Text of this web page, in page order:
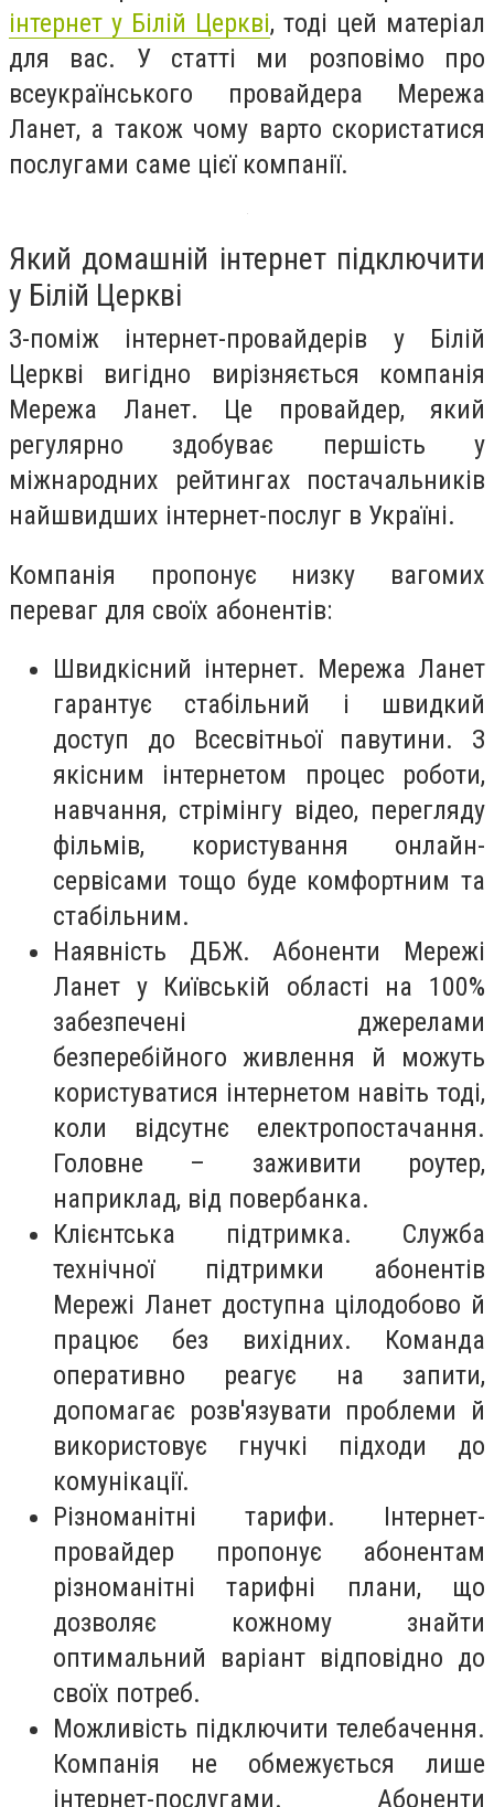
інтернет у Білій Церкві, тоді цей матеріал
для вас. У статті ми розповімо про
всеукраїнського провайдера Мережа
Ланет, а також чому варто скористатися
послугами саме цієї компанії.
Який домашній інтернет підключити
у Білій Церкві
З-поміж інтернет-провайдерів у Білій
Церкві вигідно вирізняється компанія
Мережа Ланет. Це провайдер, який
регулярно здобуває першість у
міжнародних рейтингах постачальників
найшвидших інтернет-послуг в Україні.
Компанія пропонує низку вагомих
переваг для своїх абонентів:
Швидкісний інтернет. Мережа Ланет
гарантує стабільний і швидкий
доступ до Всесвітньої павутини. З
якісним інтернетом процес роботи,
навчання, стрімінгу відео, перегляду
фільмів, користування онлайн-
сервісами тощо буде комфортним та
стабільним.
Наявність ДБЖ. Абоненти Мережі
Ланет у Київській області на 100%
забезпечені джерелами
безперебійного живлення й можуть
користуватися інтернетом навіть тоді,
коли відсутнє електропостачання.
Головне – заживити роутер,
наприклад, від повербанка.
Клієнтська підтримка. Служба
технічної підтримки абонентів
Мережі Ланет доступна цілодобово й
працює без вихідних. Команда
оперативно реагує на запити,
допомагає розв'язувати проблеми й
використовує гнучкі підходи до
комунікації.
Різноманітні тарифи. Інтернет-
провайдер пропонує абонентам
різноманітні тарифні плани, що
дозволяє кожному знайти
оптимальний варіант відповідно до
своїх потреб.
Можливість підключити телебачення.
Компанія не обмежується лише
інтернет-послугами. Абоненти